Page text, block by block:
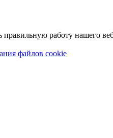
работу нашего
файлов cookie